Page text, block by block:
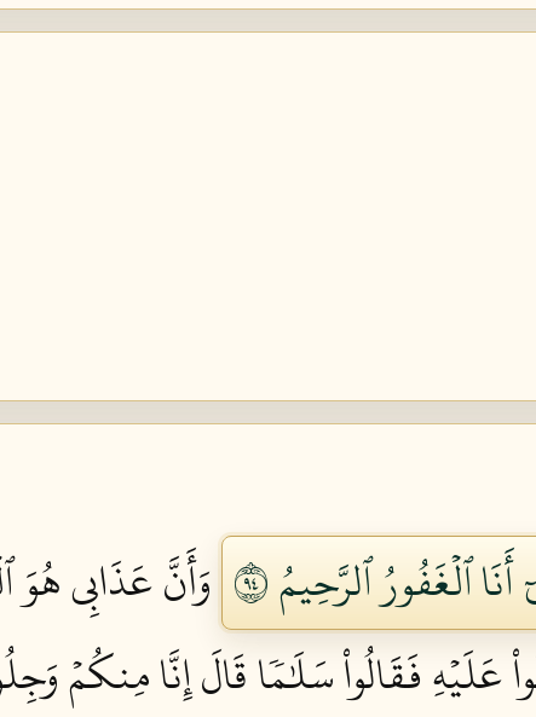
ٱلۡغَفُورُ ٱلرَّحِيمُ ٤٩ وَأَنَّ عَذَابِي هُوَ
عَلَيۡهِ فَقَالُواْ سَلَٰمٗا قَالَ إِنَّا مِنكُمۡ